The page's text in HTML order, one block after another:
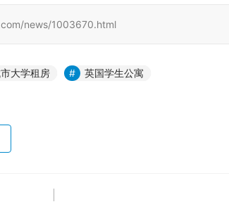
news/1003670.html
大学租房
英国学生公寓